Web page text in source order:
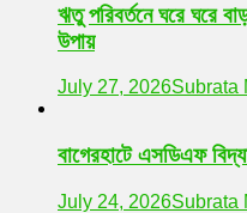
ঋতু পরিবর্তনে ঘরে ঘরে
উপায়
July 27, 2026Subrata
বাগেরহাটে এসডিএফ
July 24, 2026Subrata